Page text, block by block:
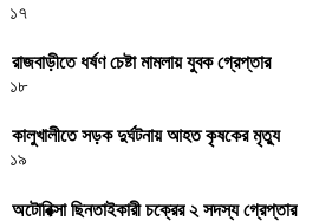
১৭
রাজবাড়ীতে ধর্ষণ চেষ্টা মামলায় যুবক গ্রেপ্তার
১৮
কালুখালীতে সড়ক দুর্ঘটনায় আহত কৃষকের মৃত্যু
১৯
অটোরিক্সা ছিনতাইকারী চক্রের ২ সদস্য গ্রেপ্তার